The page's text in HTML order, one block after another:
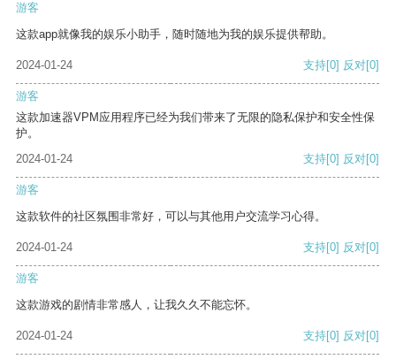
游客
这款app就像我的娱乐小助手，随时随地为我的娱乐提供帮助。
2024-01-24 支持[0] 反对[0]
游客
这款加速器VPM应用程序已经为我们带来了无限的隐私保护和安全性保
护。
2024-01-24
支持[0] 反对[0]
游客
这款软件的社区氛围非常好，可以与其他用户交流学习心得。
2024-01-24 支持[0] 反对[0]
游客
这款游戏的剧情非常感人，让我久久不能忘怀。
2024-01-24 支持[0] 反对[0]